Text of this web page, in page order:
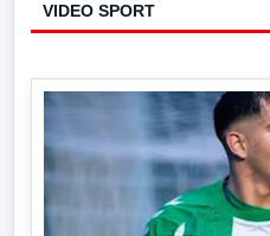
VIDEO SPORT